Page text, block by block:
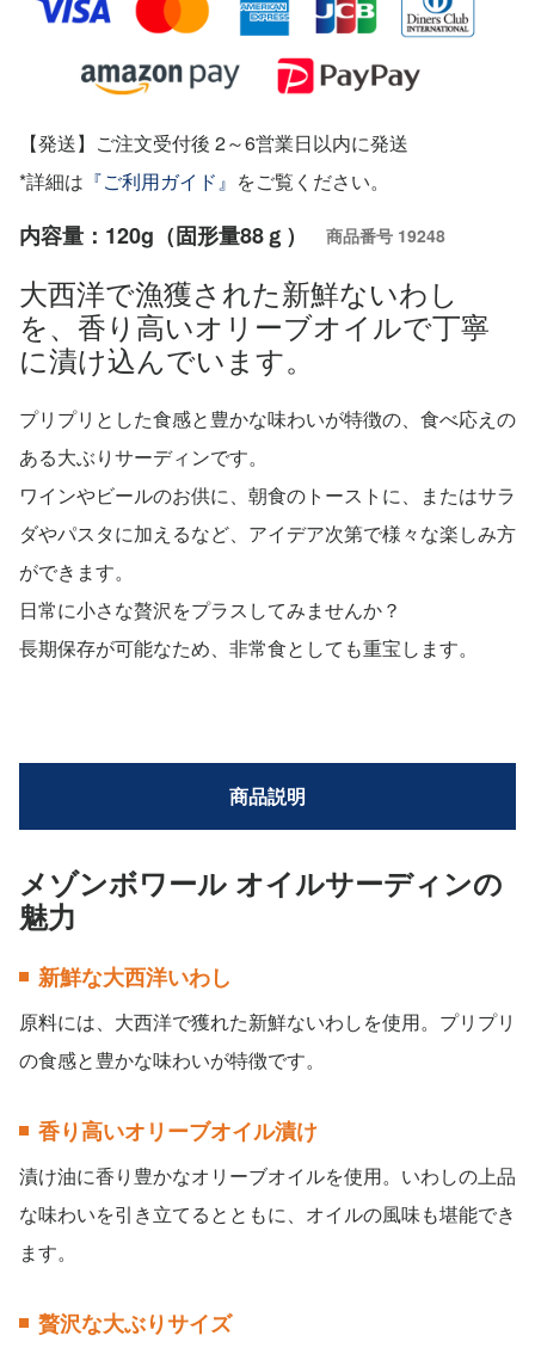
【発送】ご注文受付後 2～6営業日以内に発送
*詳細は 『ご利用ガイド』 をご覧ください。
内容量：120g（固形量88ｇ） 商品番号 19248
大西洋で漁獲された新鮮ないわし
を、香り高いオリーブオイルで丁寧
に漬け込んでいます。
プリプリとした食感と豊かな味わいが特徴の、食べ応えの
ある大ぶりサーディンです。
ワインやビールのお供に、朝食のトーストに、またはサラ
ダやパスタに加えるなど、アイデア次第で様々な楽しみ方
ができます。
日常に小さな贅沢をプラスしてみませんか？
長期保存が可能なため、非常食としても重宝します。
商品説明
メゾンボワール オイルサーディンの
魅力
新鮮な大西洋いわし
原料には、大西洋で獲れた新鮮ないわしを使用。プリプリ
の食感と豊かな味わいが特徴です。
香り高いオリーブオイル漬け
漬け油に香り豊かなオリーブオイルを使用。いわしの上品
な味わいを引き立てるとともに、オイルの風味も堪能でき
ます。
贅沢な大ぶりサイズ